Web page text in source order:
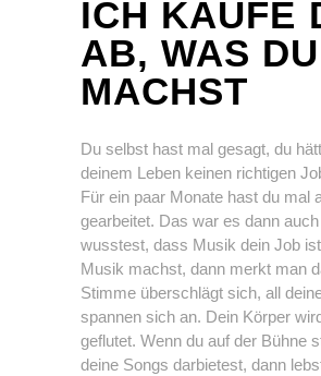
ICH KAUFE
AB, WAS
MACHST
Du selbst hast mal gesagt, du
deinem Leben keinen richtigen
Für ein paar Monate hast du mal
gearbeitet. Das war es dann
wusstest, dass Musik dein Job
Musik machst, dann merkt man
Stimme überschlägt sich, all
spannen sich an. Dein Körper
geflutet. Wenn du auf der Bühne
deine Songs darbietest, dann